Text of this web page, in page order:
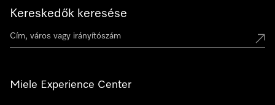
Kereskedők keresése
Miele Experience Center